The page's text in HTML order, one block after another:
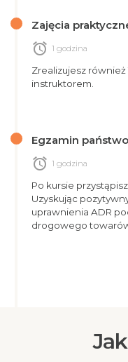
Zajęcia
alarm 1 godzina
Zrealizujesz
instruktorem.
Egzamin
alarm 1 godzina
Po kursie
Uzyskując
uprawnienia ADR
drogowego